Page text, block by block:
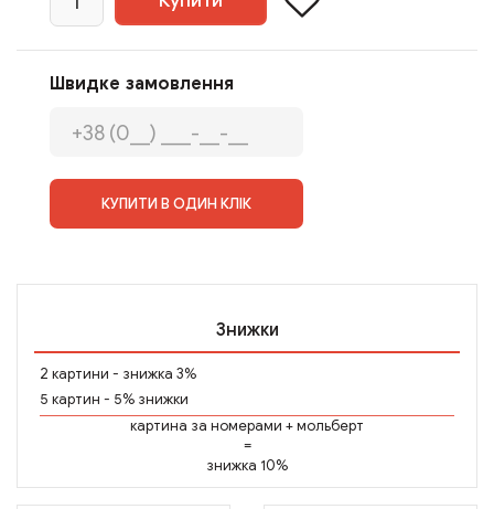
Швидке замовлення
КУПИТИ В ОДИН КЛІК
Знижки
2 картини - знижка 3%
5 картин - 5% знижки
картина за номерами +мольберт
=
знижка 10%